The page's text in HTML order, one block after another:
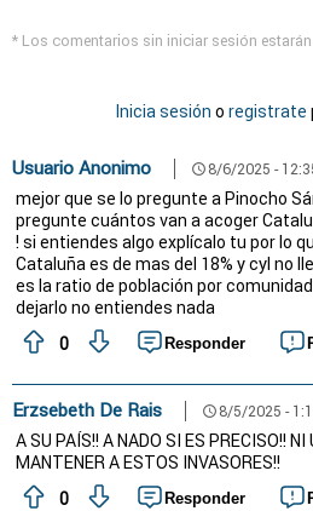
* Los comentarios sin iniciar sesión
Inicia sesión o registrate
Usuario Anonimo schedule 8/6/2025 -
mejor que se lo pregunte a Pinocho
pregunte cuántos van a acoger
! si entiendes algo explícalo tu por lo
Cataluña es de mas del 18% y cyl no
es la ratio de población por
dejarlo no entiendes nada
0
Responder
Erzsebeth De Rais schedule 8/5/2025 -
A SU PAÍS!! A NADO SI ES PRECISO!! NI
MANTENER A ESTOS INVASORES!!
0
Responder